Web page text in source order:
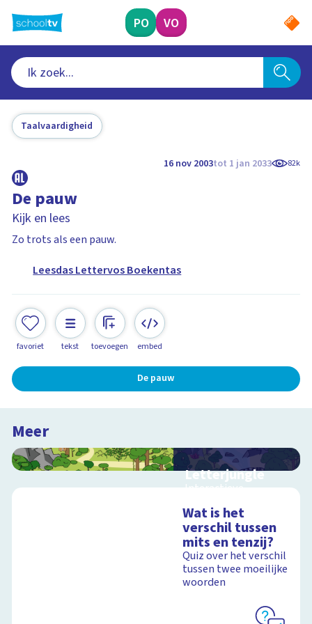
naar
hoofdinhoud
PO VO
Taalvaardigheid
16 nov 2003tot 1 jan 2033 82k
De pauw
Kijk en lees
Zo trots als een pauw.
Leesdas Lettervos Boekentas
favoriet tekst toevoegen embed
De pauw
Meer
Letterjungle
Interactieve
letters en klanken
Schoolplaat
Wat is het
verschil tussen
mits en tenzij?
Quiz over het verschil
tussen twee moeilijke
woorden